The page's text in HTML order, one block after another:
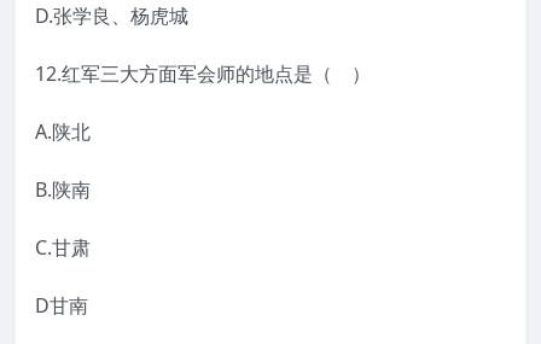
D.张学良、杨虎城
12.红军三大方面军会师的地点是（ ）
A.陕北
B.陕南
C.甘肃
D甘南